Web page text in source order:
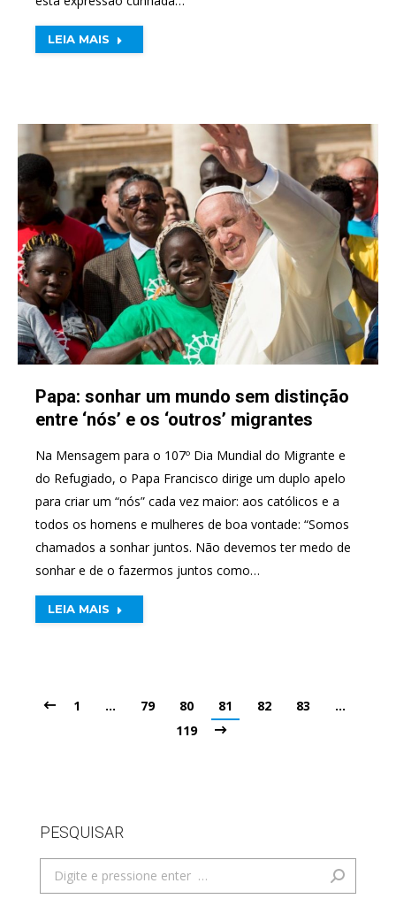
LEIA MAIS
Papa: sonhar um mundo sem distinção
entre ‘nós’ e os ‘outros’ migrantes
Na Mensagem para o 107º Dia Mundial do Migrante e
do Refugiado, o Papa Francisco dirige um duplo apelo
para criar um “nós” cada vez maior: aos católicos e a
todos os homens e mulheres de boa vontade: “Somos
chamados a sonhar juntos. Não devemos ter medo de
sonhar e de o fazermos juntos como…
LEIA MAIS
1 … 79 80 81 82 83
…
119
PESQUISAR
Search: